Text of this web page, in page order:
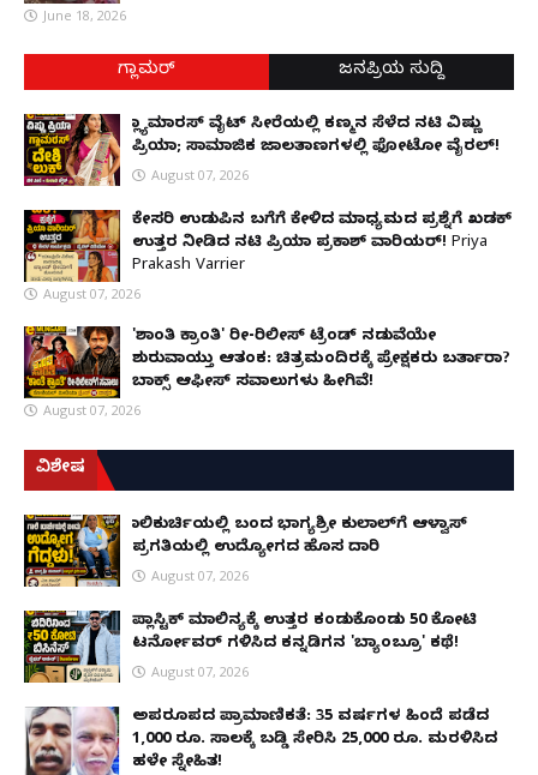
June 18, 2026
ಗ್ಲಾಮರ್ ಜನಪ್ರಿಯ ಸುದ್ದಿ
ಗ್ಲ್ಯಾಮಾರಸ್ ವೈಟ್‌ ಸೀರೆಯಲ್ಲಿ ಕಣ್ಮನ ಸೆಳೆದ ನಟಿ ವಿಷ್ಣು
ಪ್ರಿಯಾ; ಸಾಮಾಜಿಕ ಜಾಲತಾಣಗಳಲ್ಲಿ ಫೋಟೋ ವೈರಲ್!
August 07, 2026
ಕೇಸರಿ ಉಡುಪಿನ ಬಗೆಗೆ ಕೇಳಿದ ಮಾಧ್ಯಮದ ಪ್ರಶ್ನೆಗೆ ಖಡಕ್
ಉತ್ತರ ನೀಡಿದ ನಟಿ ಪ್ರಿಯಾ ಪ್ರಕಾಶ್ ವಾರಿಯರ್! Priya
Prakash Varrier
August 07, 2026
'ಶಾಂತಿ ಕ್ರಾಂತಿ' ರೀ-ರಿಲೀಸ್ ಟ್ರೆಂಡ್ ನಡುವೆಯೇ
ಶುರುವಾಯ್ತು ಆತಂಕ: ಚಿತ್ರಮಂದಿರಕ್ಕೆ ಪ್ರೇಕ್ಷಕರು ಬರ್ತಾರಾ?
ಬಾಕ್ಸ್ ಆಫೀಸ್ ಸವಾಲುಗಳು ಹೀಗಿವೆ!
August 07, 2026
ವಿಶೇಷ
ಗಾಲಿಕುರ್ಚಿಯಲ್ಲಿ ಬಂದ ಭಾಗ್ಯಶ್ರೀ ಕುಲಾಲ್‌ಗೆ ಆಳ್ವಾಸ್
ಪ್ರಗತಿಯಲ್ಲಿ ಉದ್ಯೋಗದ ಹೊಸ ದಾರಿ
August 07, 2026
ಪ್ಲಾಸ್ಟಿಕ್ ಮಾಲಿನ್ಯಕ್ಕೆ ಉತ್ತರ ಕಂಡುಕೊಂಡು ₹50 ಕೋಟಿ
ಟರ್ನೋವರ್ ಗಳಿಸಿದ ಕನ್ನಡಿಗನ 'ಬ್ಯಾಂಬ್ರೂ' ಕಥೆ!
August 07, 2026
ಅಪರೂಪದ ಪ್ರಾಮಾಣಿಕತೆ: 35 ವರ್ಷಗಳ ಹಿಂದೆ ಪಡೆದ
1,000 ರೂ. ಸಾಲಕ್ಕೆ ಬಡ್ಡಿ ಸೇರಿಸಿ 25,000 ರೂ. ಮರಳಿಸಿದ
ಹಳೇ ಸ್ನೇಹಿತ!